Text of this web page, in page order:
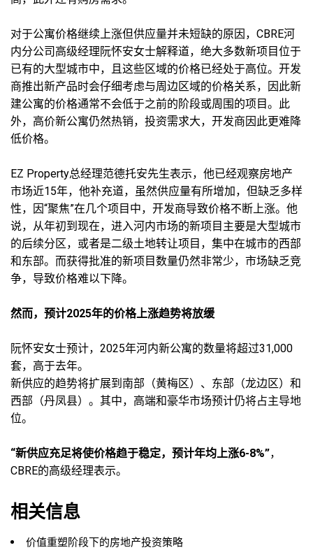
对于公寓价格继续上涨但供应量并未短缺的原因，CBRE河
内分公司高级经理阮怀安女士解释道，绝大多数新项目位于
已有的大型城市中，且这些区域的价格已经处于高位。开发
商推出新产品时会仔细考虑与周边区域的价格关系，因此新
建公寓的价格通常不会低于之前的阶段或周围的项目。此
外，高价新公寓仍然热销，投资需求大，开发商因此更难降
低价格。
EZ Property总经理范德托安先生表示，他已经观察房地产
市场近15年，他补充道，虽然供应量有所增加，但缺乏多样
性，因“聚焦”在几个项目中，开发商导致价格不断上涨。他
说，从年初到现在，进入河内市场的新项目主要是大型城市
的后续分区，或者是二级土地转让项目，集中在城市的西部
和东部。而获得批准的新项目数量仍然非常少，市场缺乏竞
争，导致价格难以下降。
然而，预计2025年的价格上涨趋势将放缓
阮怀安女士预计，2025年河内新公寓的数量将超过31,000
套，高于去年。
新供应的趋势将扩展到南部（黄梅区）、东部（龙边区）和
西部（丹凤县）。其中，高端和豪华市场预计仍将占主导地
位。
“新供应充足将使价格趋于稳定，预计年均上涨6-8%”，
CBRE的高级经理表示。
相关信息
价值重塑阶段下的房地产投资策略